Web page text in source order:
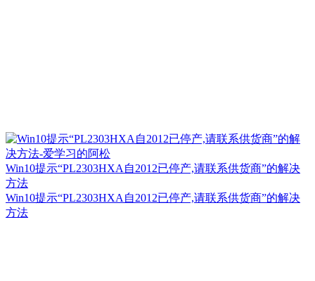
Win10提示“PL2303HXA自2012已停产,请联系供货商”的解决
方法
Win10提示“PL2303HXA自2012已停产,请联系供货商”的解决
方法